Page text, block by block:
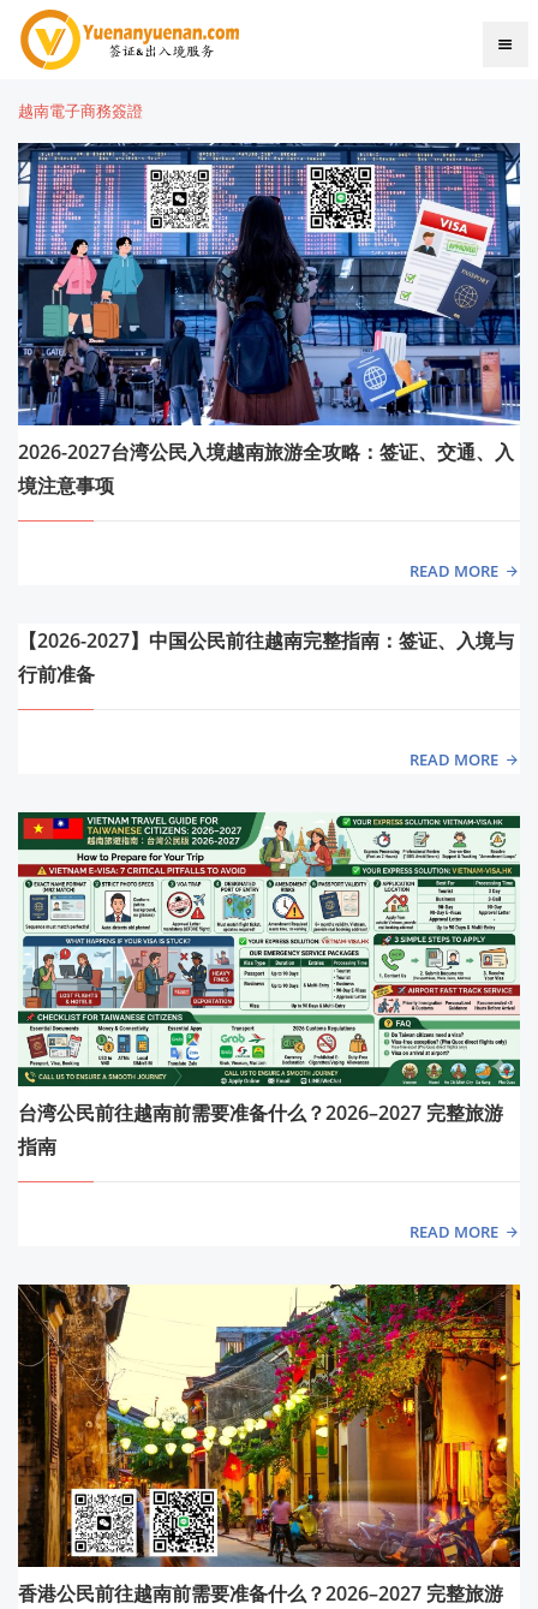
越南電子商務簽證
2026-2027台湾公民入境越南旅游全攻略：签证、交通、入
境注意事项
READ MORE
【2026-2027】中国公民前往越南完整指南：签证、入境与
行前准备
READ MORE
台湾公民前往越南前需要准备什么？2026–2027 完整旅游
指南
READ MORE
香港公民前往越南前需要准备什么？2026–2027 完整旅游